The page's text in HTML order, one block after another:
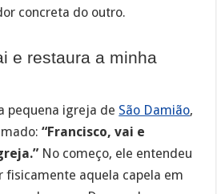
concreta do outro.
e restaura a minha
pequena igreja de São Damião,
“Francisco, vai e
No começo, ele entendeu
fisicamente aquela capela em